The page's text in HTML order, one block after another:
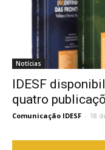
Notícias
IDESF
quatro
Comunicação IDESF - 18